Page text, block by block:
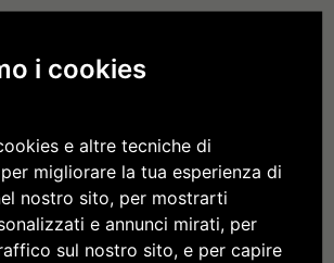
i cookies
e altre tecniche di
migliorare la tua esperienza di
nostro sito, per mostrarti
e annunci mirati, per
sul nostro sito, e per capire
6,20 €